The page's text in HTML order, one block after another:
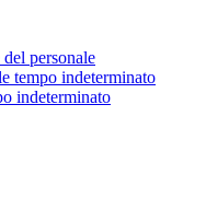
personale
tempo indeterminato
indeterminato